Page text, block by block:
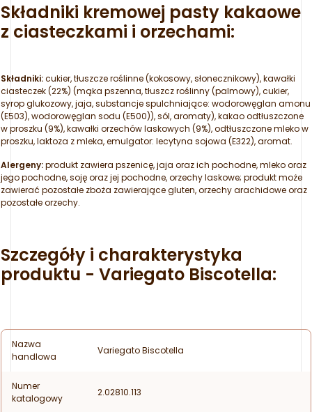
Składniki kremowej pasty kakaowe
z ciasteczkami i orzechami:
Składniki:cukier, tłuszcze roślinne (kokosowy, słonecznikowy), kawałki
ciasteczek (22%) (mąka pszenna, tłuszcz roślinny (palmowy), cukier,
syrop glukozowy, jaja, substancje spulchniające: wodorowęglan amonu
(E503), wodorowęglan sodu (E500)), sól, aromaty), kakao odtłuszczone
w proszku (9%), kawałki orzechów laskowych (9%), odtłuszczone mleko w
proszku, laktoza z mleka, emulgator: lecytyna sojowa (E322), aromat.
Alergeny:produkt zawiera pszenicę, jaja oraz ich pochodne, mleko oraz
jego pochodne, soję oraz jej pochodne, orzechy laskowe; produkt może
zawierać pozostałe zboża zawierające gluten, orzechy arachidowe oraz
pozostałe orzechy.
Szczegóły i charakterystyka
produktu - Variegato Biscotella:
Nazwa
handlowa
Variegato Biscotella
Numer
katalogowy
2.02810.113